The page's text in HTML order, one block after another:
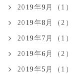
2019年9月（1）
2019年8月（2）
2019年7月（1）
2019年6月（2）
2019年5月（1）